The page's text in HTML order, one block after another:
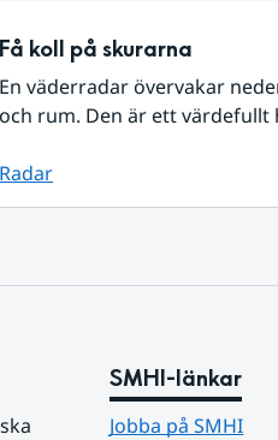
Få koll på skurarna
En väderradar övervakar
och rum. Den är ett värdefullt
Radar
SMHI-länkar
Jobba på SMHI